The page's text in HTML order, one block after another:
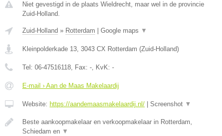
Niet gevestigd in de plaats Wieldrecht, maar wel in de provincie
Zuid-Holland.
Zuid-Holland » Rotterdam Google maps ▼
Kleinpolderkade 13, 3043 CX Rotterdam (Zuid-Holland)
Tel: 06-47516118, Fax: -, KvK: -
E-mail › Aan de Maas Makelaardij
Website: https://aandemaasmakelaardij.nl/ Screenshot ▼
Beste aankoopmakelaar en verkoopmakelaar in Rotterdam,
Schiedam en ▼